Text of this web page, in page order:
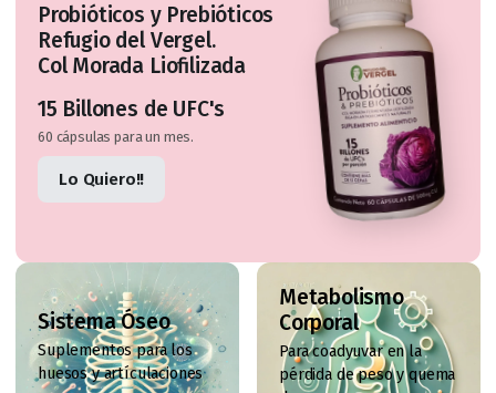
Probióticos y Prebióticos
Refugio del Vergel.
Col Morada Liofilizada
15 Billones de UFC's
60 cápsulas para un mes.
Lo Quiero!!
Sistema Óseo
Suplementos para los
huesos y artículaciones
Metabolismo
Corporal
Para coadyuvar en la
pérdida de peso y quema